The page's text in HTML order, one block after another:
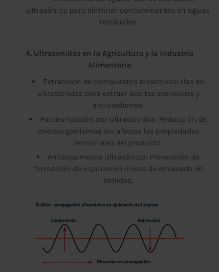
ultrasónica para eliminar contaminantes en aguas
residuales.
4. Ultrasonidos en la Agricultura y la Industria
Alimentaria
Extracción de compuestos bioactivos: Uso de
ultrasonidos para extraer aceites esenciales y
antioxidantes.
Pasteurización por ultrasonidos: Reducción de
microorganismos sin afectar las propiedades
sensoriales del producto.
Antiespumante ultrasónico: Prevención de
formación de espuma en líneas de envasado de
bebidas.